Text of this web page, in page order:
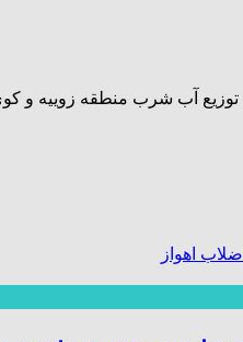
توزیع آب شرب منطقه زوییه و
اهواز